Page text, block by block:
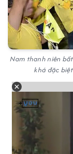
Nam thanh niên
khá đặc